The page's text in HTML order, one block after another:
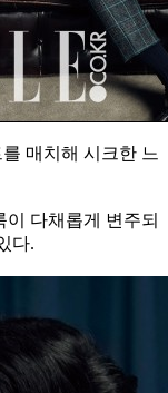
매치해 시크한 느
다채롭게 변주되
다.